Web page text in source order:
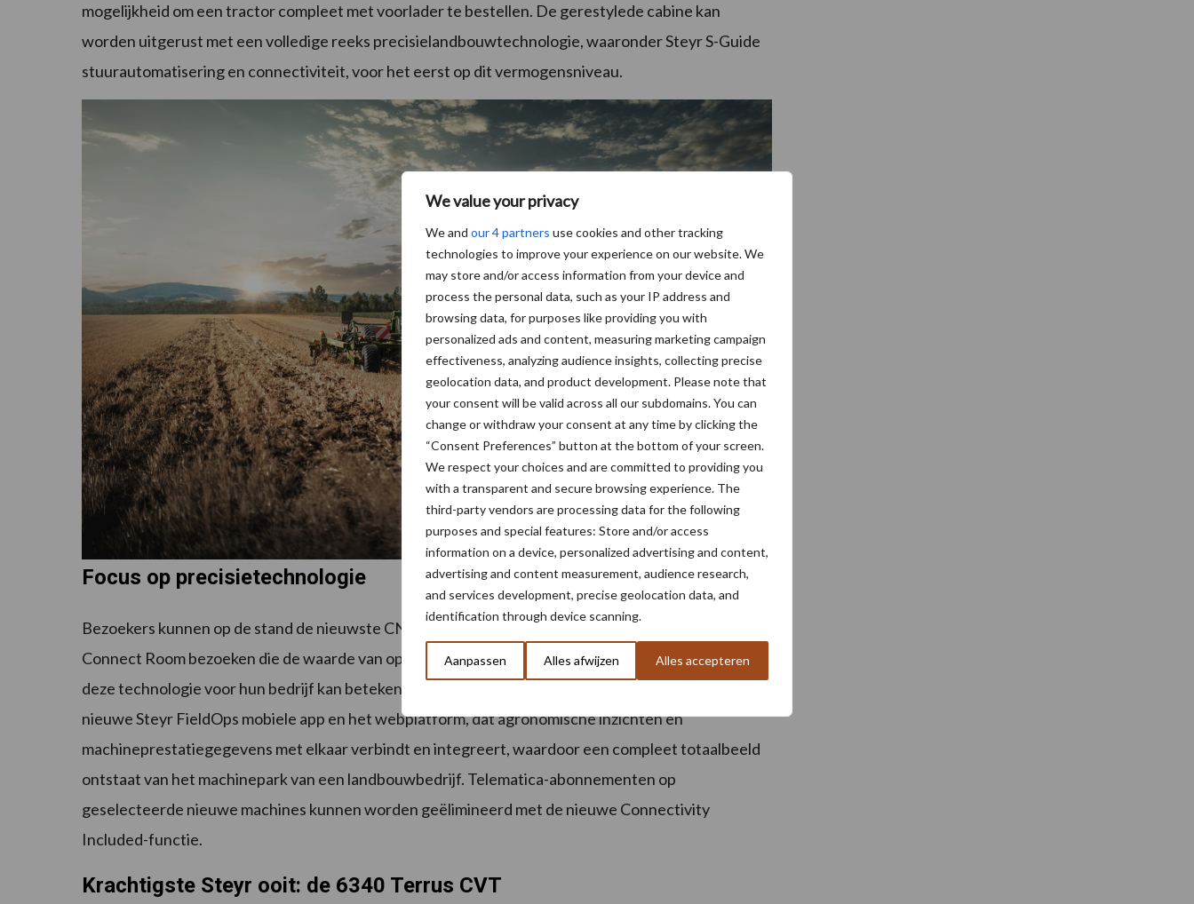
We value your privacy
We and our 4 partners use cookies and other tracking
technologies to improve your experience on our website. We
may store and/or access information from your device and
process the personal data, such as your IP address and
browsing data, for purposes like providing you with
personalized ads and content, measuring marketing campaign
effectiveness, analyzing audience insights, collecting precise
geolocation data, and product development. Please note that
your consent will be valid across all our subdomains. You can
change or withdraw your consent at any time by clicking the
“Consent Preferences” button at the bottom of your screen.
We respect your choices and are committed to providing you
with a transparent and secure browsing experience. The
third-party vendors are processing data for the following
purposes and special features: Store and/or access
information on a device, personalized advertising and content,
advertising and content measurement, audience research,
and services development, precise geolocation data, and
identification through device scanning.
Aanpassen Alles afwijzen Alles accepteren
mogelijkheid om een tractor compleet met voorlader te bestellen. De gerestylede cabine kan
worden uitgerust met een volledige reeks precisielandbouwtechnologie, waaronder Steyr S-Guide
stuurautomatisering en connectiviteit, voor het eerst op dit vermogensniveau.
Focus op precisietechnologie
Bezoekers kunnen op de stand de nieuwste CNH-precisietechnologieproducten bekijken, een
Connect Room bezoeken die de waarde van opvolging op afstand laat zien, en onderzoeken wat
deze technologie voor hun bedrijf kan betekenen. Een ander aandachtspunt op de stand is de
nieuwe Steyr FieldOps mobiele app en het webplatform, dat agronomische inzichten en
machineprestatiegegevens met elkaar verbindt en integreert, waardoor een compleet totaalbeeld
ontstaat van het machinepark van een landbouwbedrijf. Telematica-abonnementen op
geselecteerde nieuwe machines kunnen worden geëlimineerd met de nieuwe Connectivity
Included-functie.
Krachtigste Steyr ooit: de 6340 Terrus CVT